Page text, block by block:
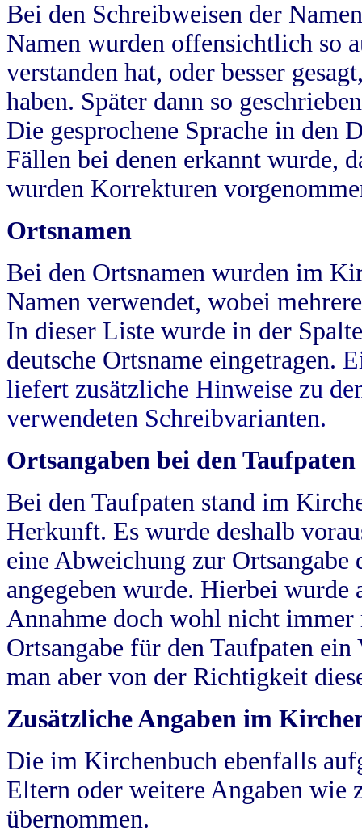
Bei den Schreibweisen der
Namen wurden offensichtlich so
verstanden hat, oder besser
haben. Später dann so
Die gesprochene Sprache in
Fällen bei denen erkannt wurde,
wurden Korrekturen
Ortsnamen
Bei den Ortsnamen wurden im
Namen verwendet, wobei
In dieser Liste wurde in der
deutsche Ortsname eingetragen.
liefert zusätzliche Hinweise zu
verwendeten Schreibvarianten.
Ortsangaben bei den Taufpaten
Bei den Taufpaten stand im
Herkunft. Es wurde deshalb
eine Abweichung zur
angegeben wurde. Hierbei wurde
Annahme doch wohl nicht
Ortsangabe für den Taufpaten
man aber von der Richtigkeit
Zusätzliche Angaben im
Die im Kirchenbuch ebenfalls
Eltern oder weitere Angaben wie
übernommen.